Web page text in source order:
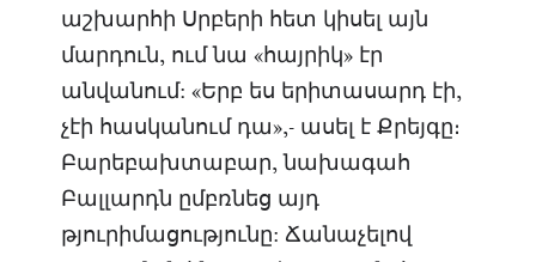
աշխարհի Սրբերի հետ կիսել այն
մարդուն, ում նա «հայրիկ» էր
անվանում: «Երբ ես երիտասարդ էի,
չէի հասկանում դա»,- ասել է Քրեյգը։
Բարեբախտաբար, նախագահ
Բալլարդն ըմբռնեց այդ
թյուրիմացությունը: Ճանաչելով